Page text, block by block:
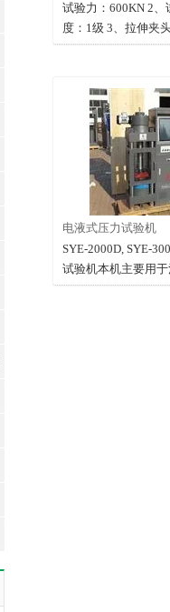
试验力：600KN 2、
度：1级 3、拉伸夹
活塞行程）：700 4
10-φ60mm 6、上下
430mm 7、弯曲试
离：30-300mm 8、
程：φ23
电液式压力试验机
SYE-2000D, SYE-
试验机本机主要用
建材产品及其他材